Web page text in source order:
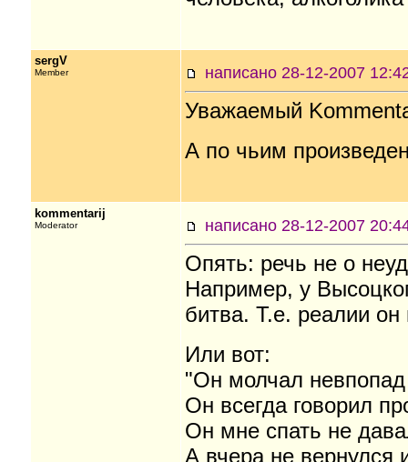
sergV
Member написано 28-12-2007
Уважаемый
А по чьим
kommentarij
Moderator написано 28-12-2007
Опять: речь не о
Например, у
битва. Т.е. реалии
Или вот:
"Он молчал невпопад
Он всегда говорил
Он мне спать не
А вчера не вернулся